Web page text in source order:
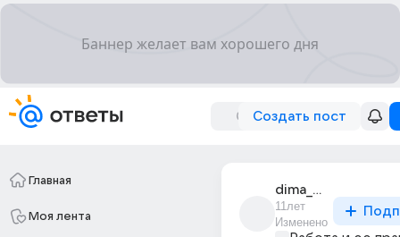
Создать пост
Главная
Моя лента
dima_bogachov_9
11лет
Изменено